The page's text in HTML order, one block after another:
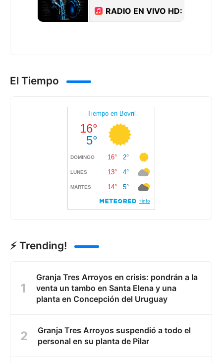
El Tiempo
⚡ Trending!
Granja Tres Arroyos en crisis: pondrán a la
venta un tambo en Santa Elena y una
planta en Concepción del Uruguay
Granja Tres Arroyos suspendió a todo el
personal en su planta de Pilar